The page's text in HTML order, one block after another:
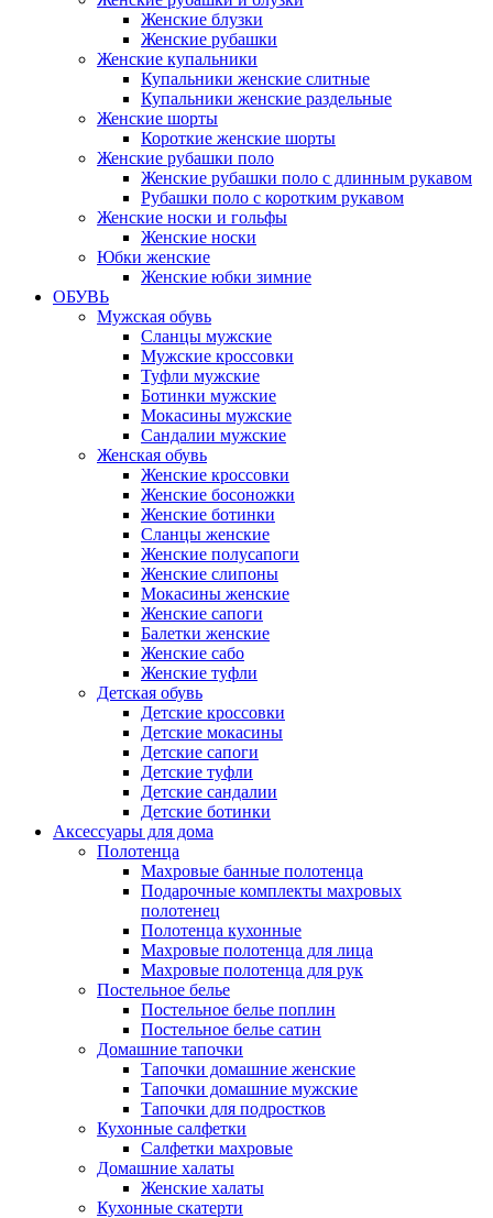
Женские блузки
Женские рубашки
Женские купальники
Купальники женские слитные
Купальники женские раздельные
Женские шорты
Короткие женские шорты
Женские рубашки поло
Женские рубашки поло с длинным рукавом
Рубашки поло с коротким рукавом
Женские носки и гольфы
Женские носки
Юбки женские
Женские юбки зимние
ОБУВЬ
Мужская обувь
Сланцы мужские
Мужские кроссовки
Туфли мужские
Ботинки мужские
Мокасины мужские
Сандалии мужские
Женская обувь
Женские кроссовки
Женские босоножки
Женские ботинки
Сланцы женские
Женские полусапоги
Женские слипоны
Мокасины женские
Женские сапоги
Балетки женские
Женские сабо
Женские туфли
Детская обувь
Детские кроссовки
Детские мокасины
Детские сапоги
Детские туфли
Детские сандалии
Детские ботинки
Аксессуары для дома
Полотенца
Махровые банные полотенца
Подарочные комплекты махровых
полотенец
Полотенца кухонные
Махровые полотенца для лица
Махровые полотенца для рук
Постельное белье
Постельное белье поплин
Постельное белье сатин
Домашние тапочки
Тапочки домашние женские
Тапочки домашние мужские
Тапочки для подростков
Кухонные салфетки
Салфетки махровые
Домашние халаты
Женские халаты
Кухонные скатерти